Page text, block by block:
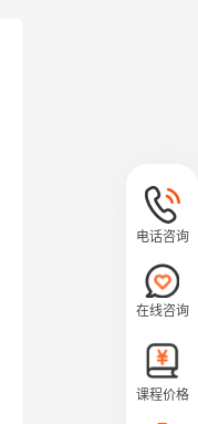
电话咨询
在线咨询
课程价格